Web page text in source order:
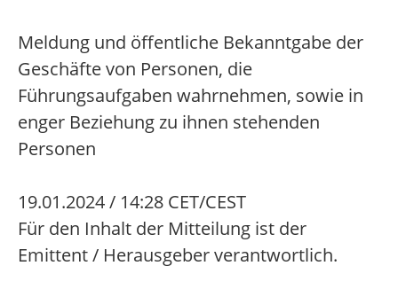
Meldung und öffentliche Bekanntgabe der
Geschäfte von Personen, die
Führungsaufgaben wahrnehmen, sowie in
enger Beziehung zu ihnen stehenden
Personen
19.01.2024 / 14:28 CET/CEST
Für den Inhalt der Mitteilung ist der
Emittent / Herausgeber verantwortlich.